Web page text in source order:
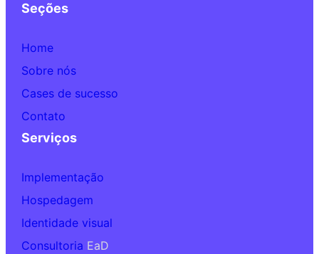
Seções
Home
Sobre nós
Cases de sucesso
Contato
Serviços
Implementação
Hospedagem
Identidade visual
Consultoria EaD